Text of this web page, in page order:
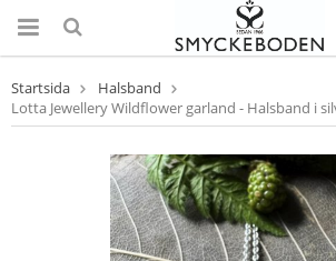
Startsida
Halsband
Lotta Jewellery Wildflower garland - Halsband i